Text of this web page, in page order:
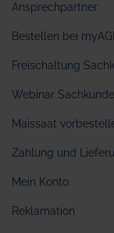
Ansprechpartner
Bestellen bei
Freischaltung
Webinar
Maissaat
Zahlung und
Mein Konto
Reklamation